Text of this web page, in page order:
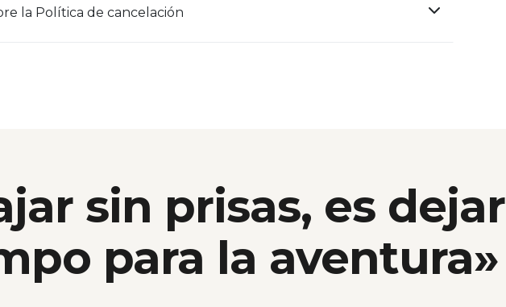
la Política de cancelación
sin prisas, es dejar
para la aventura»